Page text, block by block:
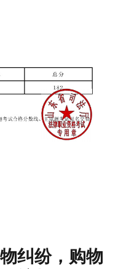
纠纷，购物